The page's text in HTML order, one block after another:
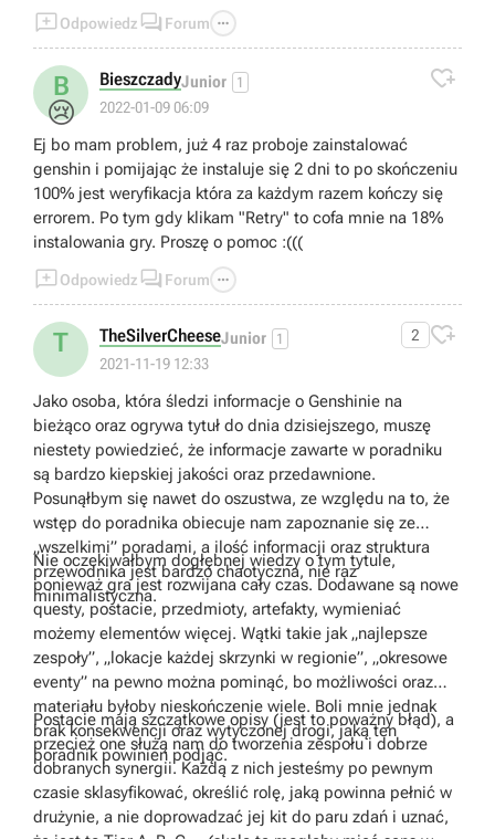
Odpowiedz  Forum 
B
😢
BieszczadyJunior 1
2022-01-09 06:09

Ej bo mam problem, już 4 raz proboje zainstalować
genshin i pomijając że instaluje się 2 dni to po skończeniu
100% jest weryfikacja która za każdym razem kończy się
errorem. Po tym gdy klikam "Retry" to cofa mnie na 18%
instalowania gry. Proszę o pomoc :(((
Odpowiedz  Forum 
T TheSilverCheeseJunior 1
2021-11-19 12:33
2 
Jako osoba, która śledzi informacje o Genshinie na
bieżąco oraz ogrywa tytuł do dnia dzisiejszego, muszę
niestety powiedzieć, że informacje zawarte w poradniku
są bardzo kiepskiej jakości oraz przedawnione.
Posunąłbym się nawet do oszustwa, ze względu na to, że
wstęp do poradnika obiecuje nam zapoznanie się ze
„wszelkimi” poradami, a ilość informacji oraz struktura
przewodnika jest bardzo chaotyczna, nie raz
minimalistyczna.
Nie oczekiwałbym dogłębnej wiedzy o tym tytule,
ponieważ gra jest rozwijana cały czas. Dodawane są nowe
questy, postacie, przedmioty, artefakty, wymieniać
możemy elementów więcej. Wątki takie jak „najlepsze
zespoły”, „lokacje każdej skrzynki w regionie”, „okresowe
eventy” na pewno można pominąć, bo możliwości oraz
materiału byłoby nieskończenie wiele. Boli mnie jednak
brak konsekwencji oraz wytyczonej drogi, jaką ten
poradnik powinien podjąć.
Postacie mają szczątkowe opisy (jest to poważny błąd), a
przecież one służą nam do tworzenia zespołu i dobrze
dobranych synergii. Każdą z nich jesteśmy po pewnym
czasie sklasyfikować, określić rolę, jaką powinna pełnić w
drużynie, a nie doprowadzać jej kit do paru zdań i uznać,